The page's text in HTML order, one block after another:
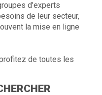
d’experts
de leur secteur,
la mise en ligne
de toutes les